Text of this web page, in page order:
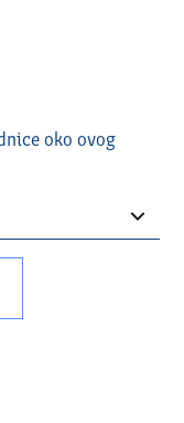
oko ovog